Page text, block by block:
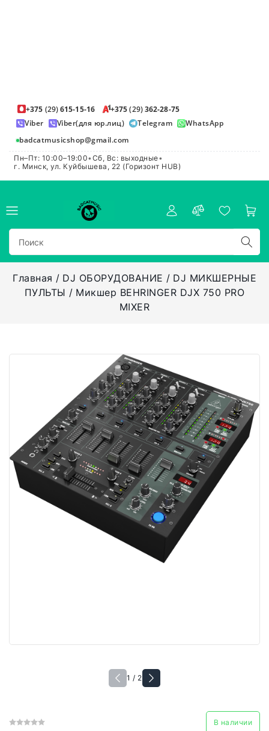
+375 (29)615-15-16 +375(29)362-28-75
Viber
Viber(для юр.лиц) Telegram
WhatsApp
badcatmusicshop@gmail.com
Пн–Пт: 10:00–19:00•Сб, Вс: выходные•
г. Минск, ул. Куйбышева, 22 (Горизонт HUB)
Главная DJ ОБОРУДОВАНИЕ
DJ МИКШЕРНЫЕ
ПУЛЬТЫ
Микшер BEHRINGER DJX 750 PRO
MIXER
1 / 2
В наличии